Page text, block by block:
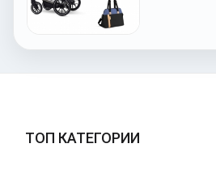
ТОП КАТЕГОРИИ